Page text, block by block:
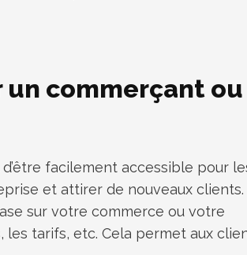
commerçant
facilement accessible pour
et attirer de nouveaux clients.
sur votre commerce ou votre
les tarifs, etc. Cela permet aux